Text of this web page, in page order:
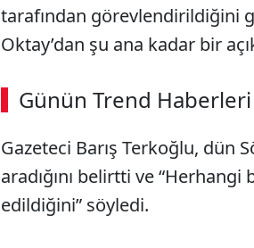
tarafından görevlendirildiğini
Oktay’dan şu ana kadar bir
Günün Trend Haberleri
Gazeteci Barış Terkoğlu, dün
aradığını belirtti ve “Herhangi
edildiğini” söyledi.